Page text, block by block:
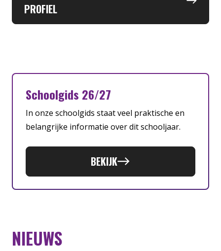
PROFIEL
Schoolgids 26/27
In onze schoolgids staat veel praktische en
belangrijke informatie over dit schooljaar.
BEKIJK
NIEUWS